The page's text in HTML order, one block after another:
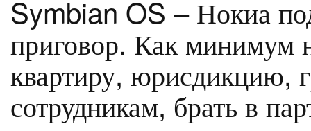
Symbian OS – Нокиа
приговор. Как минимум
квартиру, юрисдикцию,
сотрудникам, брать в